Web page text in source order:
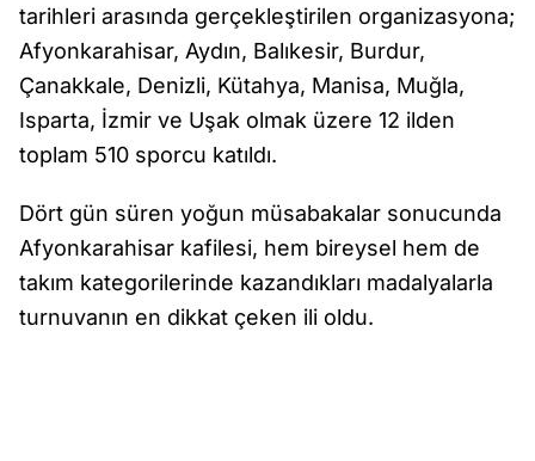
tarihleri arasında gerçekleştirilen organizasyona;
Afyonkarahisar, Aydın, Balıkesir, Burdur,
Çanakkale, Denizli, Kütahya, Manisa, Muğla,
Isparta, İzmir ve Uşak olmak üzere 12 ilden
toplam 510 sporcu katıldı.
Dört gün süren yoğun müsabakalar sonucunda
Afyonkarahisar kafilesi, hem bireysel hem de
takım kategorilerinde kazandıkları madalyalarla
turnuvanın en dikkat çeken ili oldu.